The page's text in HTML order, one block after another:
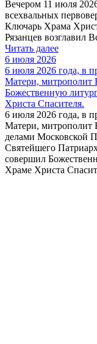
Вечером 11 июля
всехвальных
Ключарь Храма
Рязанцев возглавил
Читать далее
6 июля 2026
6 июля 2026 года, в
Матери, митрополит
Божественную
Христа Спасителя.
6 июля 2026 года, в
Матери, митрополит
делами Московской
Святейшего
совершил
Храме Христа